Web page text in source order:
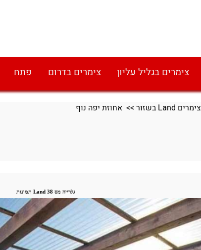
צימרים בגליל עליון צימרים בדרום פתח
צימרים Land בשזור >> אחוזת יפה נוף